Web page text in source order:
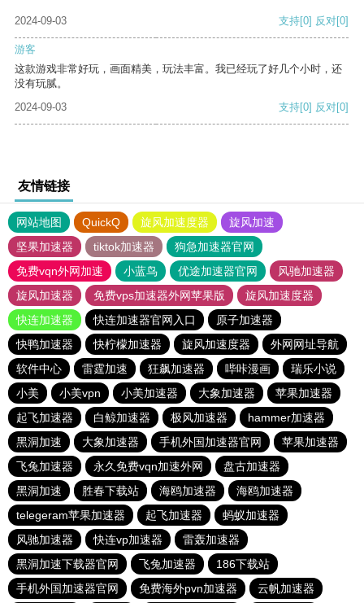
2024-09-03 支持[0] 反对[0]
游客
这款游戏非常好玩，画面精美，玩法丰富。我已经玩了好几个小时，还
没有玩腻。
2024-09-03
支持[0] 反对[0]
友情链接
网站地图 QuickQ 旋风加速度器
旋风加速
坚果加速器
tiktok加速器
狗急加速器官网
免费vqn外网加速
小蓝鸟 优途加速器官网
风驰加速器
旋风加速器
免费vps加速器外网苹果版
旋风加速度器
快连加速器
快连加速器官网入口
原子加速器
快鸭加速器
快柠檬加速器 旋风加速度器
外网网址导航
软件中心
雷霆加速 狂飙加速器 哔咔漫画
瑞乐小说
小美
小美vpn 小美加速器 大象加速器
苹果加速器
起飞加速器
白鲸加速器 极风加速器
hammer加速器
黑洞加速
大象加速器 手机外国加速器官网
苹果加速器
飞兔加速器
永久免费vqn加速外网
盘古加速器
黑洞加速
胜春下载站 海鸥加速器
海鸥加速器
telegeram苹果加速器
起飞加速器
蚂蚁加速器
风驰加速器
快连vp加速器
雷轰加速器
黑洞加速下载器官网
飞兔加速器
186下载站
手机外国加速器官网
免费海外pvn加速器 云帆加速器